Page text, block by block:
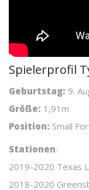
Spielerprofil
Geburtstag: 9.
Größe: 1,91m
Position: Small
Stationen:
2019-2020 Texas
2018-2020